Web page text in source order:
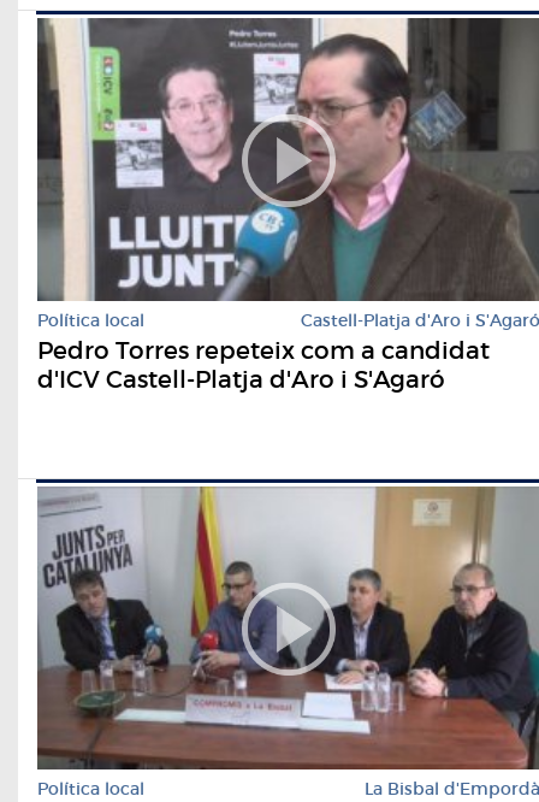
Política local Castell-Platja d'Aro i S'Agaró
Pedro Torres repeteix com a candidat
d'ICV Castell-Platja d'Aro i S'Agaró
Política local La Bisbal d'Empordà